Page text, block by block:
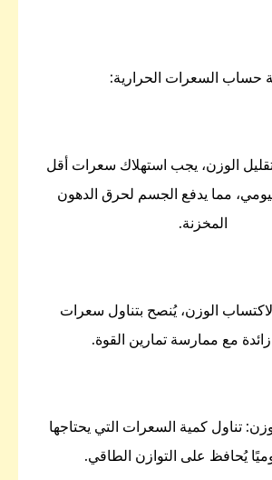
حساب السعرات الحرارية:
الوزن، يجب استهلاك سعرات أقل
مما يدفع الجسم لحرق الدهون
المخزنة.
لاكتساب الوزن، يُنصح بتناول سعرات
مع ممارسة تمارين القوة.
تناول كمية السعرات التي يحتاجها
يُحافظ على التوازن الطاقي.